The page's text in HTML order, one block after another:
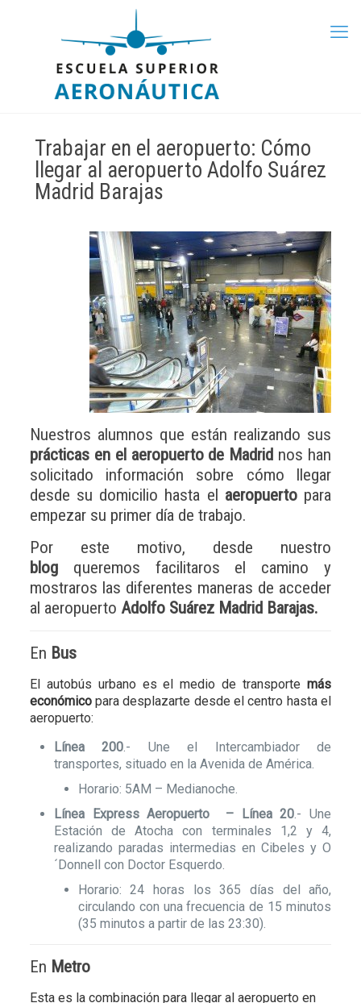
Trabajar en el aeropuerto: Cómo
llegar al aeropuerto Adolfo Suárez
Madrid Barajas
Nuestros alumnos que están realizando sus
prácticas en el aeropuerto de Madrid nos han
solicitado información sobre cómo llegar
desde su domicilio hasta el aeropuertopara
empezar su primer día de trabajo.
Por este motivo, desde nuestro
blog queremos facilitaros el camino y
mostraros las diferentes maneras de acceder
al aeropuerto Adolfo Suárez Madrid Barajas.
En Bus
El autobús urbano es el medio de transportemás
económicopara desplazarte desde el centro hasta el
aeropuerto:
Línea 200.- Une el Intercambiador de
transportes, situado en la Avenida de América.
Horario: 5AM – Medianoche.
Línea Express Aeropuerto – Línea 20.- Une
Estación de Atocha con terminales 1,2 y 4,
realizando paradas intermedias en Cibeles y O
´Donnell con Doctor Esquerdo.
Horario: 24 horas los 365 días del año,
circulando con una frecuencia de 15 minutos
(35 minutos a partir de las 23:30).
En Metro
Esta es la combinación para llegar al aeropuerto en